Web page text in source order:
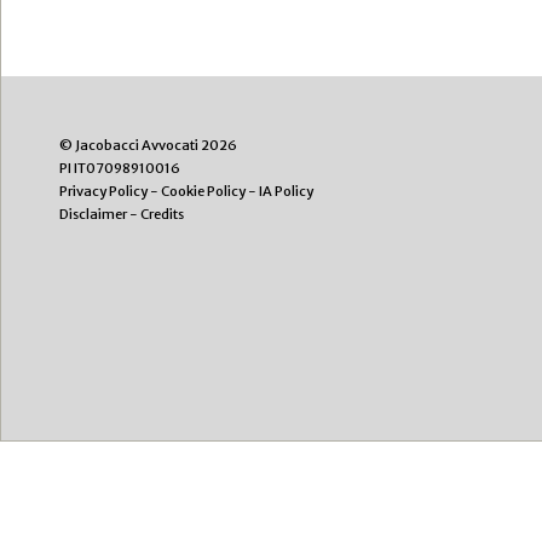
© Jacobacci Avvocati 2026
PI IT07098910016
Privacy Policy- Cookie Policy- IA Policy
Disclaimer- Credits